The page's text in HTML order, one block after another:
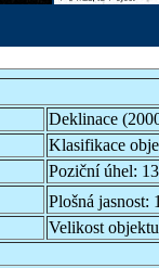
Deklinace
Klasifikace
Poziční úhel:
Plošná jasnost:
Velikost